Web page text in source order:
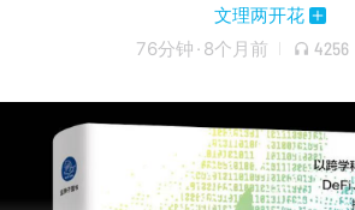
文理两开花
76分钟 · 8个月前 4256